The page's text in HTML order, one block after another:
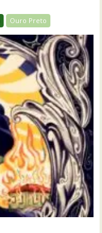
Ouro Preto